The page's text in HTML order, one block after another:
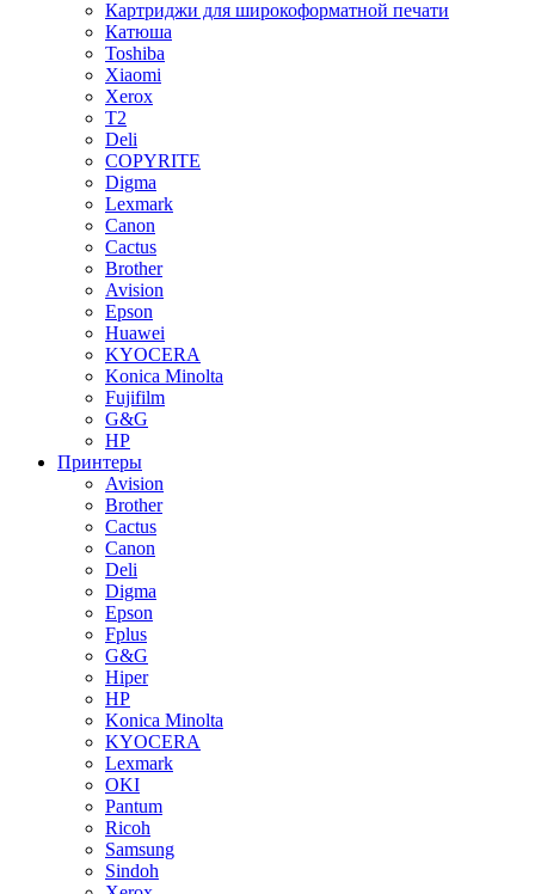
Картриджи для широкоформатной печати
Катюша
Toshiba
Xiaomi
Xerox
T2
Deli
COPYRITE
Digma
Lexmark
Canon
Cactus
Brother
Avision
Epson
Huawei
KYOCERA
Konica Minolta
Fujifilm
G&G
HP
Принтеры
Avision
Brother
Cactus
Canon
Deli
Digma
Epson
Fplus
G&G
Hiper
HP
Konica Minolta
KYOCERA
Lexmark
OKI
Pantum
Ricoh
Samsung
Sindoh